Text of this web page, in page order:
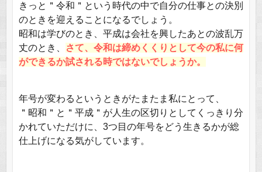
きっと＂令和＂という時代の中で自分の仕事との決別
のときを迎えることになるでしょう。
昭和は学びのとき、平成は会社を興したあとの波乱万
丈のとき、
さて、令和は締めくくりとして今の私に何
ができるか試される時ではないでしょうか。
年号が変わるというときがたまたま私にとって、
＂昭和＂と＂平成＂が人生の区切りとしてくっきり分
かれていただけに、3つ目の年号をどう生きるかが総
仕上げになる気がしています。